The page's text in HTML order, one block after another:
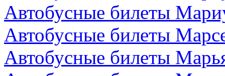
Автобусные билеты
Автобусные билеты
Автобусные билеты